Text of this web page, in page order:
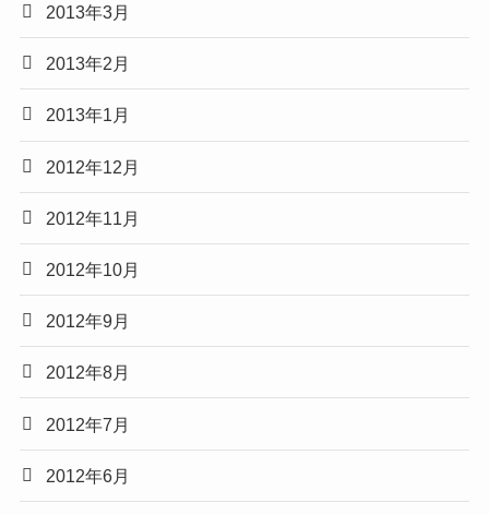
2013年3月
2013年2月
2013年1月
2012年12月
2012年11月
2012年10月
2012年9月
2012年8月
2012年7月
2012年6月